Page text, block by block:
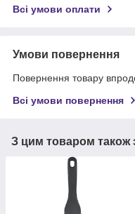
Всі умови оплати
Умови повернення
Повернення товару
Всі умови повернення
З цим товаром також